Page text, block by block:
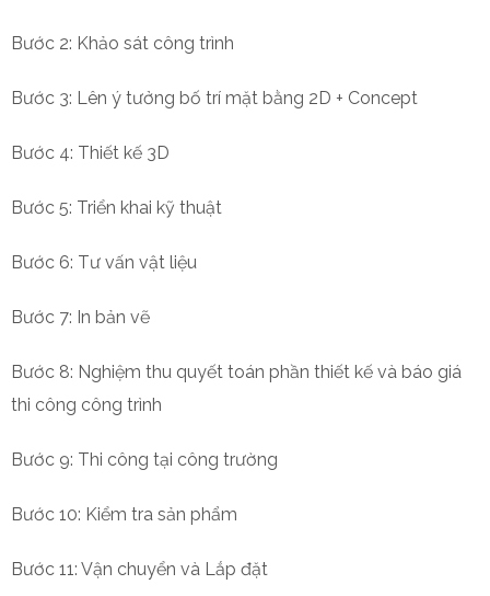
Bước 2: Khảo sát công trình
Bước 3: Lên ý tưởng bố trí mặt bằng 2D + Concept
Bước 4: Thiết kế 3D
Bước 5: Triển khai kỹ thuật
Bước 6: Tư vấn vật liệu
Bước 7: In bản vẽ
Bước 8: Nghiệm thu quyết toán phần thiết kế và báo giá
thi công công trình
Bước 9: Thi công tại công trường
Bước 10: Kiểm tra sản phẩm
Bước 11: Vận chuyển và Lắp đặt